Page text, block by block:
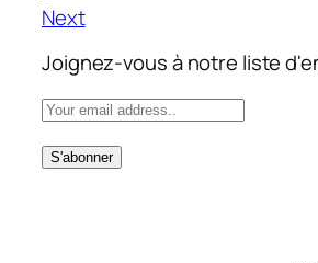
Next
Joignez-vous à notre liste